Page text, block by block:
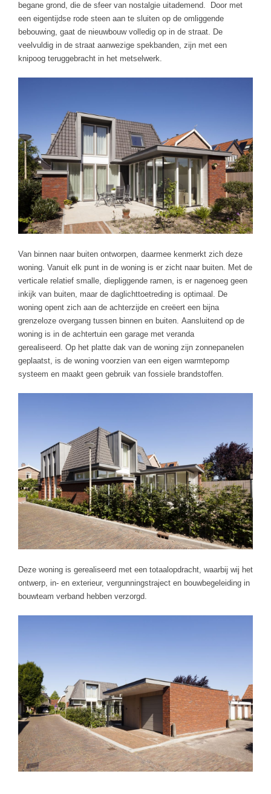
begane grond, die de sfeer van nostalgie uitademend. Door met
een eigentijdse rode steen aan te sluiten op de omliggende
bebouwing, gaat de nieuwbouw volledig op in de straat. De
veelvuldig in de straat aanwezige spekbanden, zijn met een
knipoog teruggebracht in het metselwerk.
Van binnen naar buiten ontworpen, daarmee kenmerkt zich deze
woning. Vanuit elk punt in de woning is er zicht naar buiten. Met de
verticale relatief smalle, diepliggende ramen, is er nagenoeg geen
inkijk van buiten, maar de daglichttoetreding is optimaal. De
woning opent zich aan de achterzijde en creëert een bijna
grenzeloze overgang tussen binnen en buiten. Aansluitend op de
woning is in de achtertuin een garage met veranda
gerealiseerd. Op het platte dak van de woning zijn zonnepanelen
geplaatst, is de woning voorzien van een eigen warmtepomp
systeem en maakt geen gebruik van fossiele brandstoffen.
Deze woning is gerealiseerd met een totaalopdracht, waarbij wij het
ontwerp, in- en exterieur, vergunningstraject en bouwbegeleiding in
bouwteam verband hebben verzorgd.